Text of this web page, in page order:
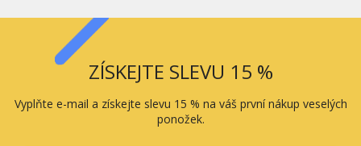
ZÍSKEJTE SLEVU 15 %
Vyplňte e-mail a získejte slevu 15 % na váš první nákup veselých
ponožek.